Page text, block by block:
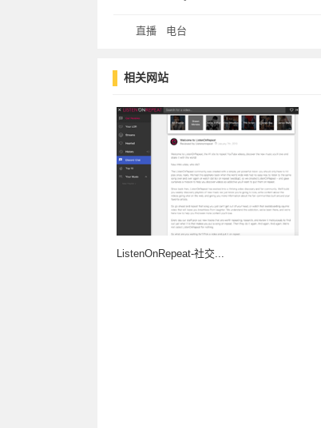
直播 电台
相关网站
ListenOnRepeat-社交...